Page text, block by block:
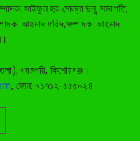
জীবনও কেড়ে নিল
তিনদিন পর নিখোঁজ
গফরগাঁও থেকে উদ্ধার
কৃষকের সন্ধান
উদ্ধার অভিযান সমাপ্ত
সাইফুল হক মোল্লা দুলু, সভাপতি,
আহমাদ ফরিদ,সম্পাদক: আহমাদ
খরমপট্টি, কিশোরগঞ্জ।
, ফোন: ০১৭১২-৫৫৫০২৪